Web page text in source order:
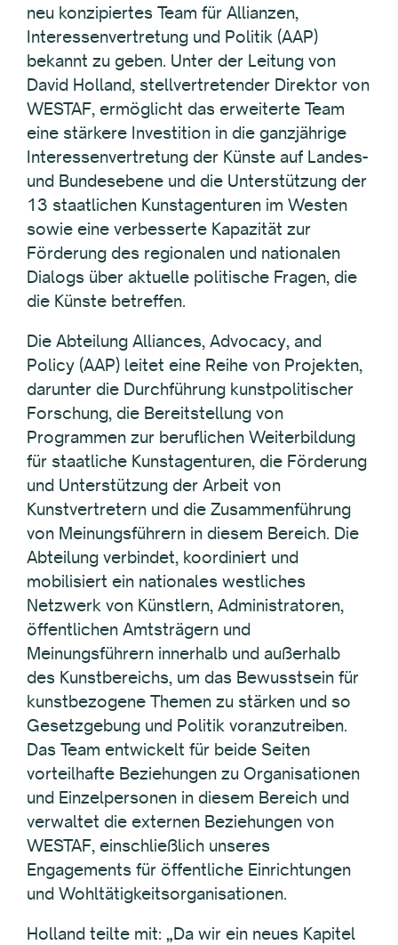
neu konzipiertes Team für Allianzen,
Interessenvertretung und Politik (AAP)
bekannt zu geben. Unter der Leitung von
David Holland, stellvertretender Direktor von
WESTAF, ermöglicht das erweiterte Team
eine stärkere Investition in die ganzjährige
Interessenvertretung der Künste auf Landes-
und Bundesebene und die Unterstützung der
13 staatlichen Kunstagenturen im Westen
sowie eine verbesserte Kapazität zur
Förderung des regionalen und nationalen
Dialogs über aktuelle politische Fragen, die
die Künste betreffen.
Die Abteilung Alliances, Advocacy, and
Policy (AAP) leitet eine Reihe von Projekten,
darunter die Durchführung kunstpolitischer
Forschung, die Bereitstellung von
Programmen zur beruflichen Weiterbildung
für staatliche Kunstagenturen, die Förderung
und Unterstützung der Arbeit von
Kunstvertretern und die Zusammenführung
von Meinungsführern in diesem Bereich. Die
Abteilung verbindet, koordiniert und
mobilisiert ein nationales westliches
Netzwerk von Künstlern, Administratoren,
öffentlichen Amtsträgern und
Meinungsführern innerhalb und außerhalb
des Kunstbereichs, um das Bewusstsein für
kunstbezogene Themen zu stärken und so
Gesetzgebung und Politik voranzutreiben.
Das Team entwickelt für beide Seiten
vorteilhafte Beziehungen zu Organisationen
und Einzelpersonen in diesem Bereich und
verwaltet die externen Beziehungen von
WESTAF, einschließlich unseres
Engagements für öffentliche Einrichtungen
und Wohltätigkeitsorganisationen.
Holland teilte mit: „Da wir ein neues Kapitel